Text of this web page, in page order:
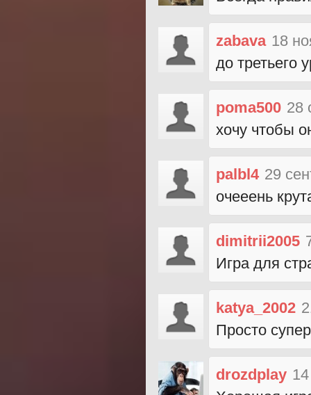
zabava 18
до третьего
poma500 28
хочу чтобы
palbl4 29
очееень
dimitrii2005
Игра для
katya_2002
Просто
drozdplay